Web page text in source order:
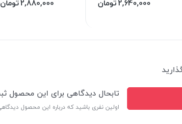
2,640,000تومان 2,880,000تومان
تابحال دیدگاهی برای این محصول
اولین نفری باشید که درباره این محصول